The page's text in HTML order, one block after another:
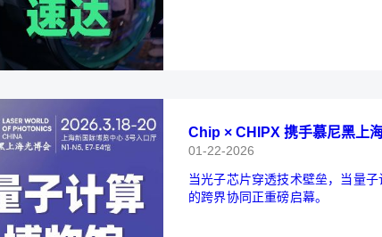
Chip × CHIPX 携手慕尼黑上
01-22-2026
当光子芯片穿透技术壁垒，当量
的跨界协同正重磅启幕。